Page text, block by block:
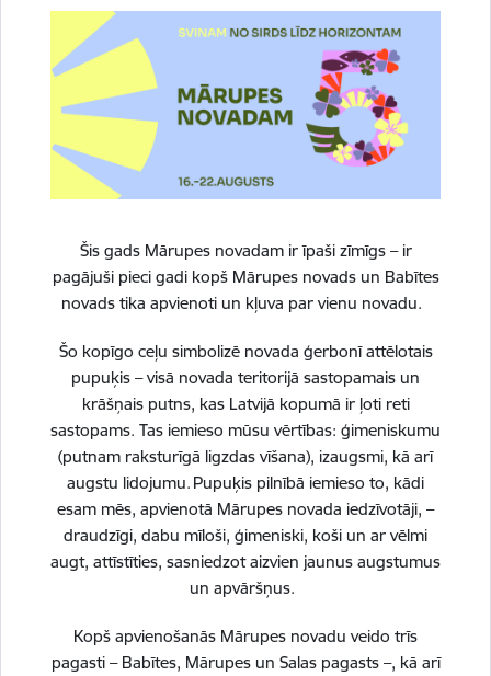
Šis gads Mārupes novadam ir īpaši zīmīgs – ir
pagājuši pieci gadi kopš Mārupes novads un Babītes
novads tika apvienoti un kļuva par vienu novadu.
Šo kopīgo ceļu simbolizē novada ģerbonī attēlotais
pupuķis – visā novada teritorijā sastopamais un
krāšņais putns, kas Latvijā kopumā ir ļoti reti
sastopams. Tas iemieso mūsu vērtības: ģimeniskumu
(putnam raksturīgā ligzdas vīšana), izaugsmi, kā arī
augstu lidojumu. Pupuķis pilnībā iemieso to, kādi
esam mēs, apvienotā Mārupes novada iedzīvotāji, –
draudzīgi, dabu mīloši, ģimeniski, koši un ar vēlmi
augt, attīstīties, sasniedzot aizvien jaunus augstumus
un apvāršņus.
Kopš apvienošanās Mārupes novadu veido trīs
pagasti – Babītes, Mārupes un Salas pagasts –, kā arī
06.08.2026. Sabiedrība
Tuvojas jaunais mācību gads. Parūpēsimies
kopā par bērnu drošību!
05.08.2026. Drošība Izglītība